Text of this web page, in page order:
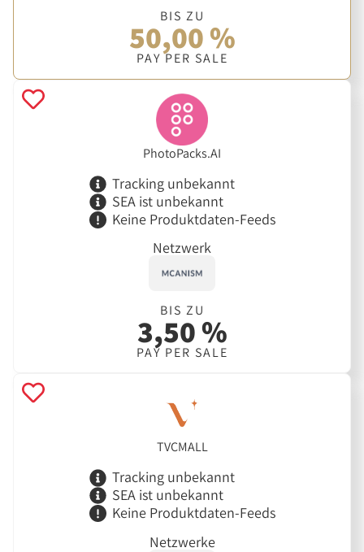
BIS ZU
50,00 %
PAY PER SALE
PhotoPacks.AI
Tracking unbekannt
SEA ist unbekannt
Keine Produktdaten-Feeds
Netzwerk
BIS ZU
3,50 %
PAY PER SALE
TVCMALL
Tracking unbekannt
SEA ist unbekannt
Keine Produktdaten-Feeds
Netzwerke